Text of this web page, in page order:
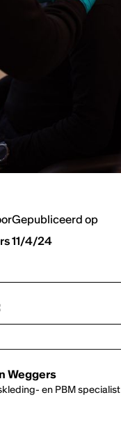
Gepubliceerd op
11/4/24
Weggers
en PBM specialist